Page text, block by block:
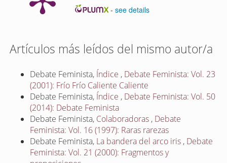
-see details
Artículos más leídos del mismo autor/a
Debate Feminista, Índice , Debate Feminista: Vol. 23
(2001): Frío Frío Caliente Caliente
Debate Feminista, Índice , Debate Feminista: Vol. 50
(2014): Debate Feminista
Debate Feminista, Colaboradoras , Debate
Feminista: Vol. 16 (1997): Raras rarezas
Debate Feminista, La bandera del arco iris , Debate
Feminista: Vol. 21 (2000): Fragmentos y